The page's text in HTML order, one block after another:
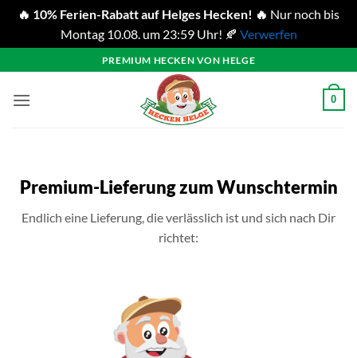
🔥 10% Ferien-Rabatt auf Helges Hecken! 🔥 Nur noch bis
Montag 10.08. um 23:59 Uhr! 🍂 Verwerfen
Inhalt
springen
PREMIUM HECKEN VON HELGE
0
Premium-Lieferung zum Wunschtermin
Endlich eine Lieferung, die verlässlich ist und sich nach Dir
richtet: